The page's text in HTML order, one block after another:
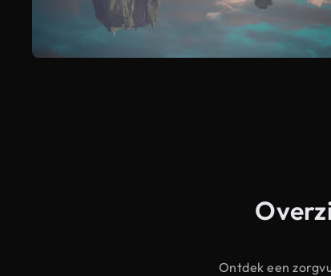
Ontdek een